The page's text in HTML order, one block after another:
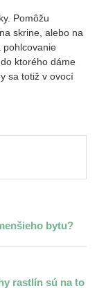
Pomôžu
skrine, alebo na
pohlcovanie
ktorého dáme
sa totiž v ovocí
bytu?
rastlín sú na to